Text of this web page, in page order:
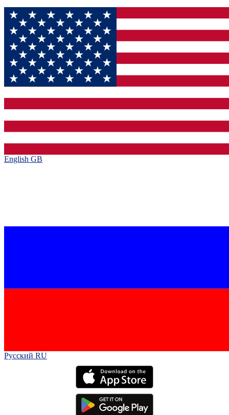
English GB‎
Русский RU‎